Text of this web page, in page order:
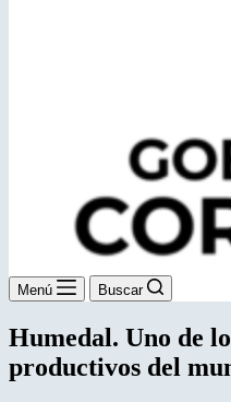
Menú Buscar
Humedal. Uno de
productivos del